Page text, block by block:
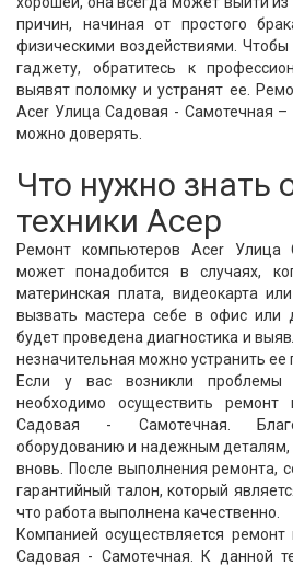
причин, начиная от простого
физическими воздействиями.
гаджету, обратитесь к
выявят поломку и устранят ее.
Acer Улица Садовая - Самотечная –
можно доверять.
Что нужно знать
техники Асер
Ремонт компьютеров Acer Улица
может понадобится в случаях,
материнская плата, видеокарта
вызвать мастера себе в офис или
будет проведена диагностика и
незначительная можно устранить ее
Если у вас возникли
необходимо осуществить
Садовая - Самотечная.
оборудованию и надежным деталям,
вновь. После выполнения ремонта,
гарантийный талон, который
что работа выполнена качественно.
Компанией осуществляется
Садовая - Самотечная. К данной